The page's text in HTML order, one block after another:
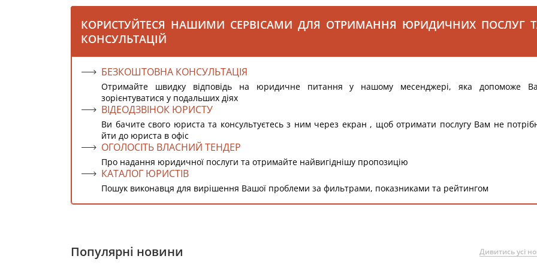
КОРИСТУЙТЕСЯ НАШИМИ СЕРВІСАМИ ДЛЯ ОТРИМАННЯ ЮРИДИЧНИХ ПОСЛУГ
КОНСУЛЬТАЦІЙ
БЕЗКОШТОВНА КОНСУЛЬТАЦІЯ
Отримайте швидку відповідь на юридичне питання у нашому месенджері, яка допоможе
зорієнтуватися у подальших діях
ВІДЕОДЗВІНОК ЮРИСТУ
Ви бачите свого юриста та консультуєтесь з ним через екран , щоб отримати послугу Вам не
йти до юриста в офіс
ОГОЛОСІТЬ ВЛАСНИЙ ТЕНДЕР
Про надання юридичної послуги та отримайте найвигіднішу пропозицію
КАТАЛОГ ЮРИСТІВ
Пошук виконавця для вирішення Вашої проблеми за фильтрами, показниками та рейтингом
Популярні новини Дивитись усі